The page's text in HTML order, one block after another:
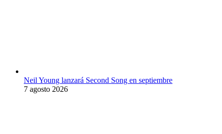
Neil Young lanzará Second Song en septiembre
7 agosto 2026